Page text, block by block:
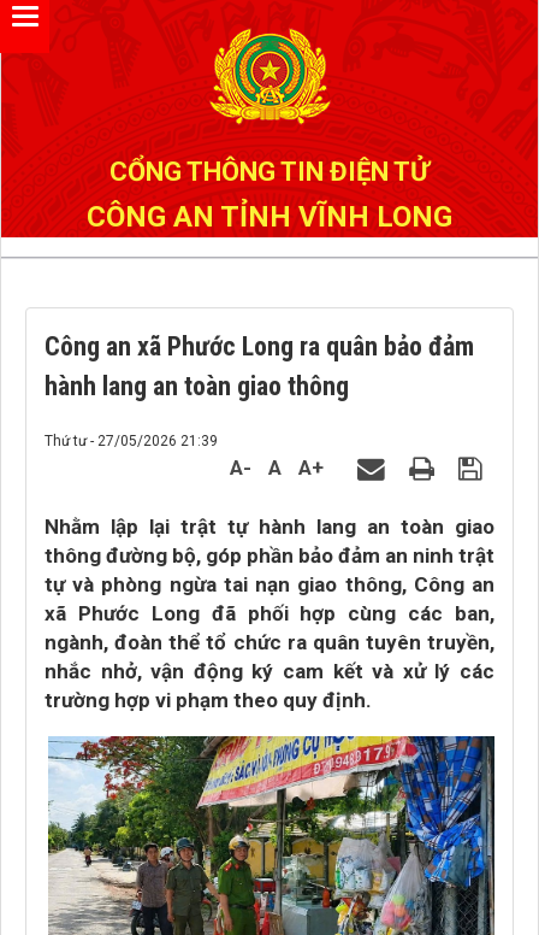
CỔNG THÔNG TIN ĐIỆN TỬ
CÔNG AN TỈNH VĨNH LONG
Công an xã Phước Long ra quân bảo đảm
hành lang an toàn giao thông
Thứ tư - 27/05/2026 21:39
A- A A+
Nhằm lập lại trật tự hành lang an toàn giao
thông đường bộ, góp phần bảo đảm an ninh trật
tự và phòng ngừa tai nạn giao thông, Công an
xã Phước Long đã phối hợp cùng các ban,
ngành, đoàn thể tổ chức ra quân tuyên truyền,
nhắc nhở, vận động ký cam kết và xử lý các
trường hợp vi phạm theo quy định.